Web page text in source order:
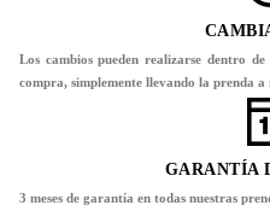
Los cambios pueden realizarse dentro
compra, simplemente llevando la prenda a
GARANTÍA
3 meses de garantía en todas nuestras